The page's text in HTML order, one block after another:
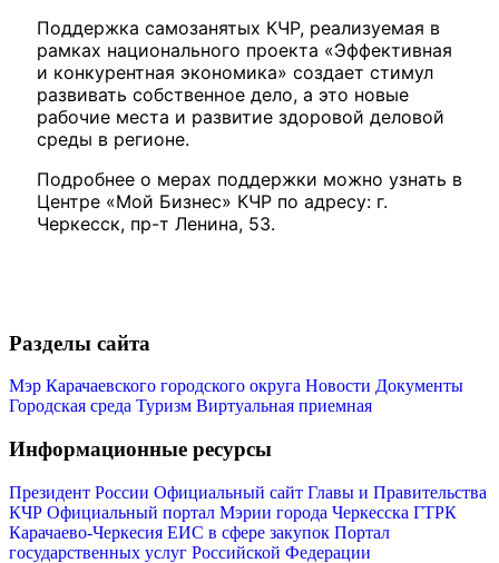
Поддержка самозанятых КЧР, реализуемая в
рамках национального проекта «Эффективная
и конкурентная экономика» создает стимул
развивать собственное дело, а это новые
рабочие места и развитие здоровой деловой
среды в регионе.
Подробнее о мерах поддержки можно узнать в
Центре «Мой Бизнес» КЧР по адресу: г.
Черкесск, пр-т Ленина, 53.
Разделы сайта
Мэр Карачаевского городского округа Новости Документы
Городская среда Туризм Виртуальная приемная
Информационные ресурсы
Президент России Официальный сайт Главы и Правительства
КЧР Официальный портал Мэрии города Черкесска ГТРК
Карачаево-Черкесия ЕИС в сфере закупок Портал
государственных услуг Российской Федерации
Мэр